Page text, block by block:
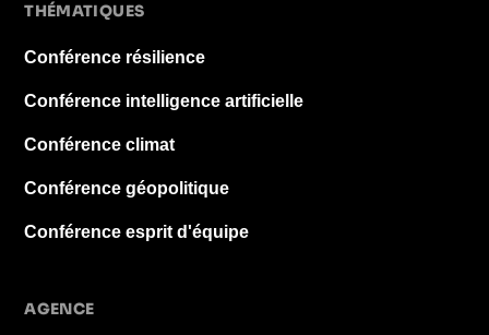
THÉMATIQUES
Conférence résilience
Conférence intelligence artificielle
Conférence climat
Conférence géopolitique
Conférence esprit d'équipe
AGENCE